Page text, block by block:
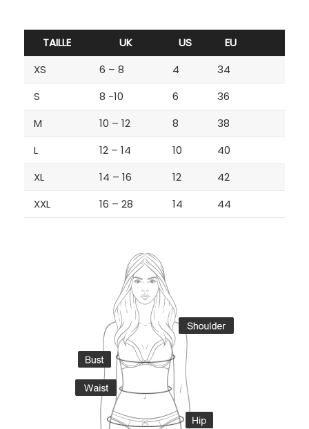
TAILLE UK US
EU
XS
6 – 8 4
34
S
8 -10 6
36
M
10 – 12 8
38
L
12 – 14 10
40
XL
14 – 16 12
42
XXL
16 – 28 14 44